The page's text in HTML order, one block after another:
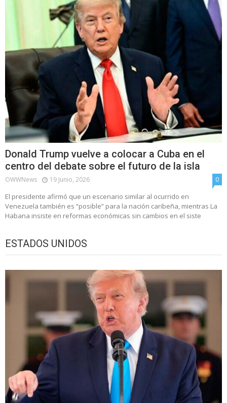
Donald Trump vuelve a colocar a Cuba en el
centro del debate sobre el futuro de la isla
OWWNews 19 Junio, 2026 0
El presidente afirmó que un escenario similar al ocurrido en
Venezuela también es “posible” para la nación caribeña, mientras La
Habana insiste en reformas económicas sin cambios en el siste
ESTADOS UNIDOS